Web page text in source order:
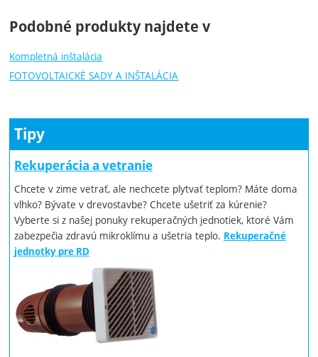
Podobné produkty najdete v
Kompletná inštalácia
FOTOVOLTAICKÉ SADY A INŠTALÁCIA
Tipy
Rekuperácia a vetranie
Chcete v zime vetrať, ale nechcete plytvať teplom? Máte doma
vlhko? Bývate v drevostavbe? Chcete ušetriť za kúrenie?
Vyberte si z našej ponuky rekuperačných jednotiek, ktoré Vám
zabezpečia zdravú mikroklímu a ušetria teplo. Rekuperačné
jednotky pre RD